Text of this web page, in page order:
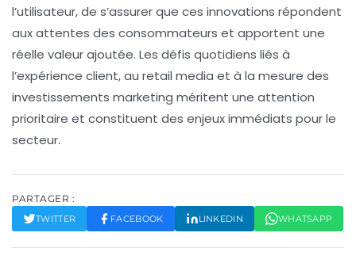
l’utilisateur, de s’assurer que ces innovations répondent
aux attentes des consommateurs et apportent une
réelle valeur ajoutée. Les défis quotidiens liés à
l’expérience client, au retail media et à la mesure des
investissements marketing méritent une attention
prioritaire et constituent des enjeux immédiats pour le
secteur.
PARTAGER :
TWITTER FACEBOOK LINKEDIN WHATSAPP